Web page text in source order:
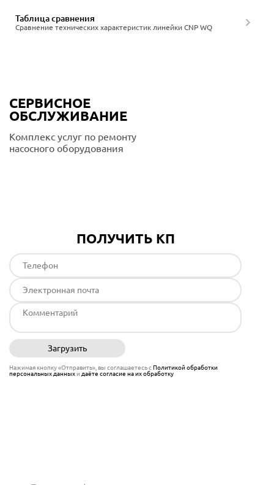
Сравнение технических характеристик линейки CNP WQ
Таблица сравнения
СЕРВИСНОЕ
ОБСЛУЖИВАНИЕ
Комплекс услуг по ремонту
насосного оборудования
ПОЛУЧИТЬ КП
Загрузить
Нажимая кнопку «Отправить», вы соглашаетесь сПолитикой обработки
персональных данныхи даёте согласие на их обработку